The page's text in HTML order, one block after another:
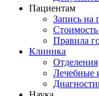
Пациентам
Запись на
Стоимость
Правила
Клиника
Отделения
Лечебные